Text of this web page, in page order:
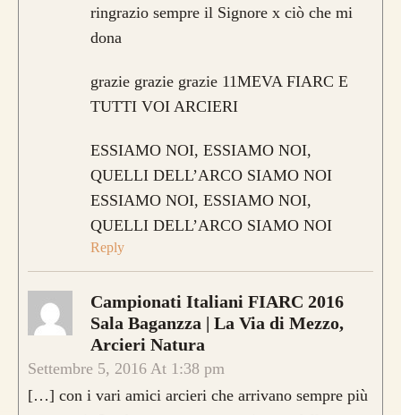
ringrazio sempre il Signore x ciò che mi
dona
grazie grazie grazie 11MEVA FIARC E
TUTTI VOI ARCIERI
ESSIAMO NOI, ESSIAMO NOI,
QUELLI DELL’ARCO SIAMO NOI
ESSIAMO NOI, ESSIAMO NOI,
QUELLI DELL’ARCO SIAMO NOI
Reply
Campionati Italiani FIARC 2016
Sala Baganzza | La Via di Mezzo,
Arcieri Natura
Settembre 5, 2016 At 1:38 pm
[…] con i vari amici arcieri che arrivano sempre più